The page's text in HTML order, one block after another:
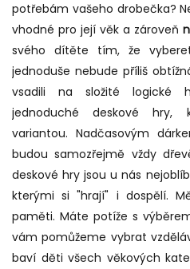
potřebám vašeho drobečka?
vhodné pro její věk a zároveň
svého dítěte tím, že
jednoduše nebude příliš
vsadili na složité logické
jednoduché deskové hry,
variantou. Nadčasovým
budou samozřejmě vždy
deskové hry jsou u nás
kterými si "hrají" i dospělí.
paměti. Máte potíže s
vám pomůžeme vybrat
baví děti všech věkových